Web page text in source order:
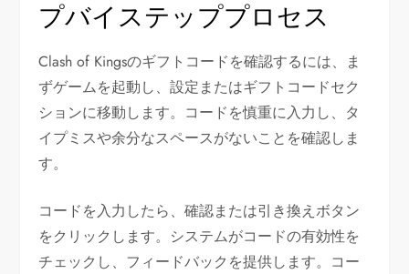
プバイステッププロセス
Clash of Kingsのギフトコードを確認するには、ま
ずゲームを起動し、設定またはギフトコードセク
ションに移動します。コードを慎重に入力し、タ
イプミスや余分なスペースがないことを確認しま
す。
コードを入力したら、確認または引き換えボタン
をクリックします。システムがコードの有効性を
チェックし、フィードバックを提供します。コー